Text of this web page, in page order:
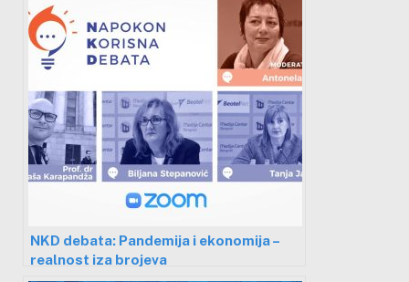
NKD debata: Pandemija i ekonomija –
realnost iza brojeva